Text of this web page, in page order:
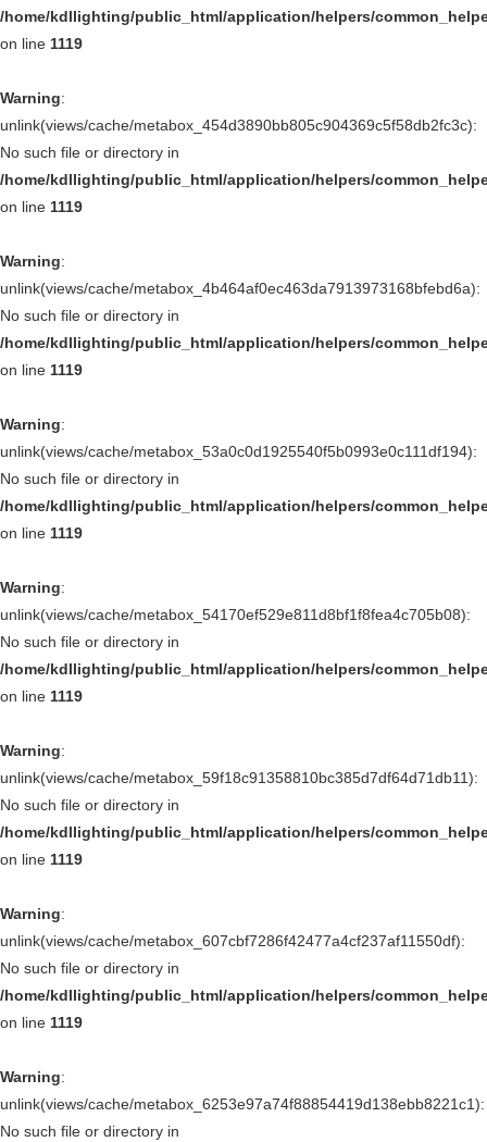
/home/kdllighting/public_html/application/helpers/
on line 1119
Warning:
unlink(views/cache/metabox_454d3890bb805c904369c5f58db2fc3c):
No such file or directory in
/home/kdllighting/public_html/application/helpers/
on line 1119
Warning:
unlink(views/cache/metabox_4b464af0ec463da7913973168bfebd6a):
No such file or directory in
/home/kdllighting/public_html/application/helpers/
on line 1119
Warning:
unlink(views/cache/metabox_53a0c0d1925540f5b0993e0c111df194):
No such file or directory in
/home/kdllighting/public_html/application/helpers/
on line 1119
Warning:
unlink(views/cache/metabox_54170ef529e811d8bf1f8fea4c705b08):
No such file or directory in
/home/kdllighting/public_html/application/helpers/
on line 1119
Warning:
unlink(views/cache/metabox_59f18c91358810bc385d7df64d71db11):
No such file or directory in
/home/kdllighting/public_html/application/helpers/
on line 1119
Warning:
unlink(views/cache/metabox_607cbf7286f42477a4cf237af11550df):
No such file or directory in
/home/kdllighting/public_html/application/helpers/
on line 1119
Warning:
unlink(views/cache/metabox_6253e97a74f88854419d138ebb8221c1):
No such file or directory in